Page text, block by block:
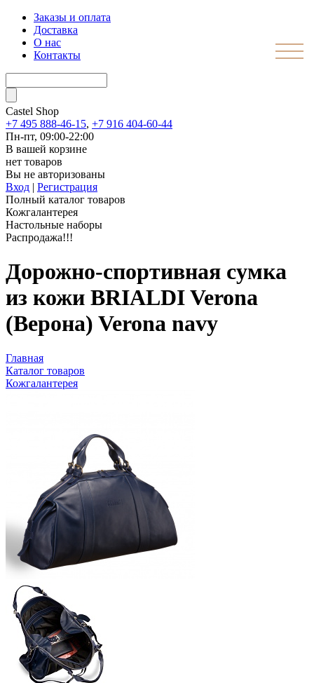
Заказы и оплата
Доставка
О нас
Контакты
Castel Shop
+7 495 888-46-15, +7 916 404-60-44
Пн-пт, 09:00-22:00
В вашей корзине
нет товаров
Вы не авторизованы
Вход | Регистрация
Полный каталог товаров
Кожгалантерея
Настольные наборы
Распродажа!!!
Дорожно-спортивная сумка
из кожи BRIALDI Verona
(Верона) Verona navy
Главная
Каталог товаров
Кожгалантерея